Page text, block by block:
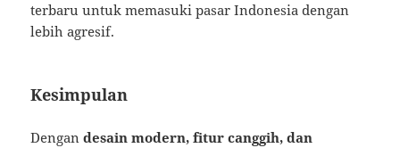
terbaru untuk memasuki pasar Indonesia dengan
lebih agresif.
Kesimpulan
Dengandesain modern, fitur canggih, dan